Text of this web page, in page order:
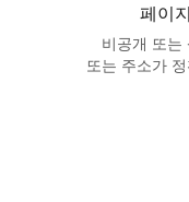
페이
비공개 또는
또는 주소가